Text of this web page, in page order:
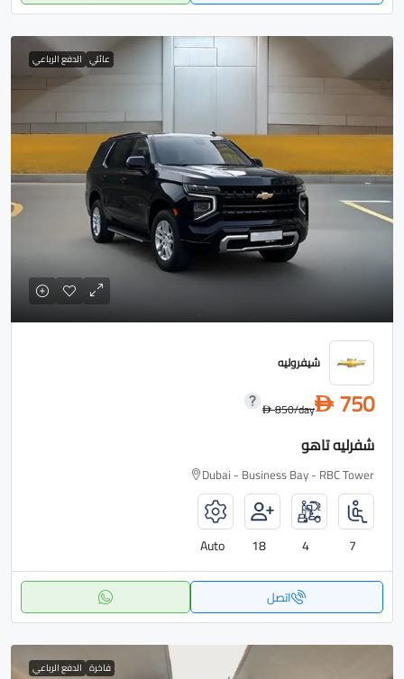
عائلي الدفع الرباعي
شيفروليه
D 750
D850/day
شفرليه تاهو
Dubai - Business Bay - RBC Tower
7
4
18
Auto
اتصل
فاخرة الدفع الرباعي